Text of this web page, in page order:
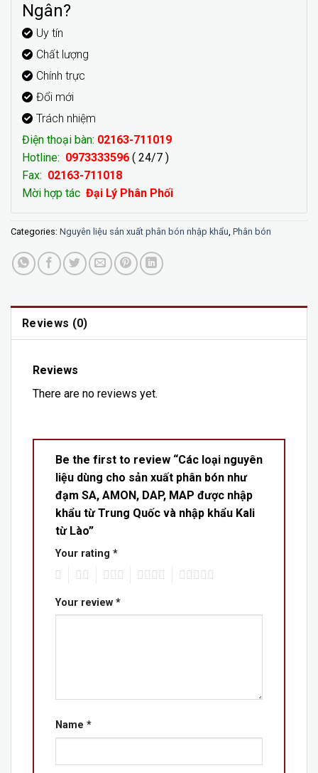
Ngân?
Uy tín
Chất lượng
Chính trực
Đổi mới
Trách nhiệm
Điện thoại bàn: 02163-711019
Hotline: 0973333596 ( 24/7 )
Fax: 02163-711018
Mời hợp tác Đại Lý Phân Phối
Categories: Nguyên liệu sản xuất phân bón nhập khẩu, Phân bón
Reviews (0)
Reviews
There are no reviews yet.
Be the first to review “Các loại nguyên
liệu dùng cho sản xuất phân bón như
đạm SA, AMON, DAP, MAP được nhập
khẩu từ Trung Quốc và nhập khẩu Kali
từ Lào”
Your rating *
Your review *
Name *